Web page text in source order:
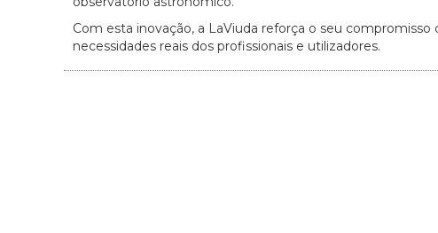
Com esta inovação, a LaViuda reforça o seu
necessidades reais dos profissionais e utilizadores.